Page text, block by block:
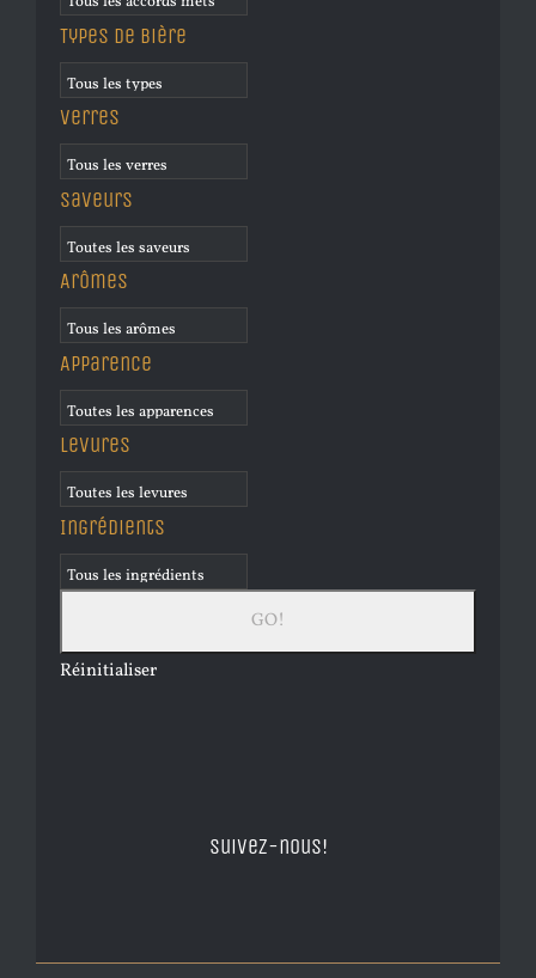
Types de bière
Verres
Saveurs
Arômes
Apparence
Levures
Ingrédients
Réinitialiser
Suivez-nous!